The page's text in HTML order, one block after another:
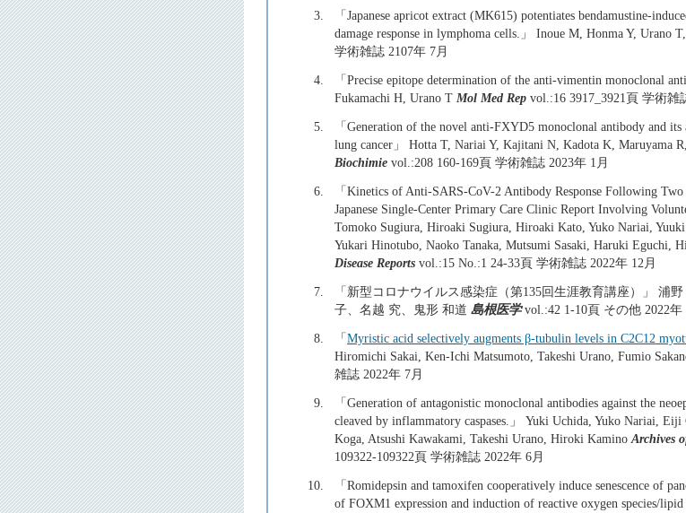
3.
「Japanese apricot extract (MK615) potentiates bendamustine-
damage response in lymphoma cells.」 Inoue M, Honma Y, Urano
学術雑誌 2107年 7月
4.
「Precise epitope determination of the anti-vimentin monoclonal
Fukamachi H, Urano T Mol Med Rep vol.:16 3917_3921頁 学術雑
5.
「Generation of the novel anti-FXYD5 monoclonal antibody and
lung cancer」 Hotta T, Nariai Y, Kajitani N, Kadota K, Maruyama
Biochimie vol.:208 160-169頁 学術雑誌 2023年 1月
6.
「Kinetics of Anti-SARS-CoV-2 Antibody Response Following
Japanese Single-Center Primary Care Clinic Report Involving
Tomoko Sugiura, Hiroaki Sugiura, Hiroaki Kato, Yuko Nariai, Yuuki
Yukari Hinotubo, Naoko Tanaka, Mutsumi Sasaki, Haruki Eguchi,
Disease Reports vol.:15 No.:1 24-33頁 学術雑誌 2022年 12月
7.
「新型コロナウイルス感染症（第135回生涯教育講座）」 浦
子、名越 究、鬼形 和道 島根医学vol.:42 1-10頁 その他 2022年
8.
「Myristic acid selectively augments β-tubulin levels in C2C12
Hiromichi Sakai, Ken-Ichi Matsumoto, Takeshi Urano, Fumio
雑誌 2022年 7月
9.
「Generation of antagonistic monoclonal antibodies against the
cleaved by inflammatory caspases.」 Yuki Uchida, Yuko Nariai,
Koga, Atsushi Kawakami, Takeshi Urano, Hiroki Kamino Archives
109322-109322頁 学術雑誌 2022年 6月
10.
「Romidepsin and tamoxifen cooperatively induce senescence of
of FOXM1 expression and induction of reactive oxygen species/